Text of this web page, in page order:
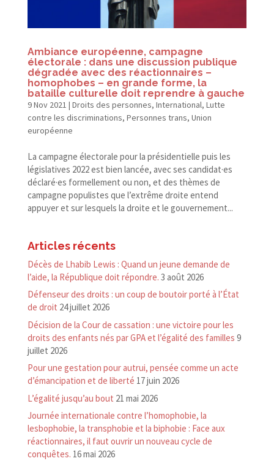
Ambiance européenne, campagne
électorale : dans une discussion publique
dégradée avec des réactionnaires –
homophobes – en grande forme, la
bataille culturelle doit reprendre à gauche
9 Nov 2021 | Droits des personnes, International, Lutte
contre les discriminations, Personnes trans, Union
européenne
La campagne électorale pour la présidentielle puis les
législatives 2022 est bien lancée, avec ses candidat·es
déclaré·es formellement ou non, et des thèmes de
campagne populistes que l’extrême droite entend
appuyer et sur lesquels la droite et le gouvernement...
Articles récents
Décès de Lhabib Lewis : Quand un jeune demande de
l’aide, la République doit répondre. 3 août 2026
Défenseur des droits : un coup de boutoir porté à l’État
de droit 24 juillet 2026
Décision de la Cour de cassation : une victoire pour les
droits des enfants nés par GPA et l’égalité des familles 9
juillet 2026
Pour une gestation pour autrui, pensée comme un acte
d’émancipation et de liberté 17 juin 2026
L’égalité jusqu’au bout 21 mai 2026
Journée internationale contre l’homophobie, la
lesbophobie, la transphobie et la biphobie : Face aux
réactionnaires, il faut ouvrir un nouveau cycle de
conquêtes. 16 mai 2026